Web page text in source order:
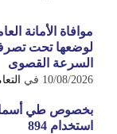
موافاة الأمانة
لوضعها تحت
السرعة القصوى
10/08/2026 في
بخصوص طي أسماء
استخدام 894